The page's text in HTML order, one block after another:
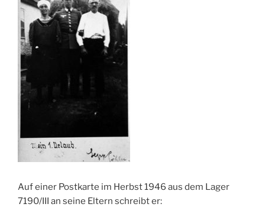
Auf einer Postkarte im Herbst 1946 aus dem Lager
7190/III an seine Eltern schreibt er: